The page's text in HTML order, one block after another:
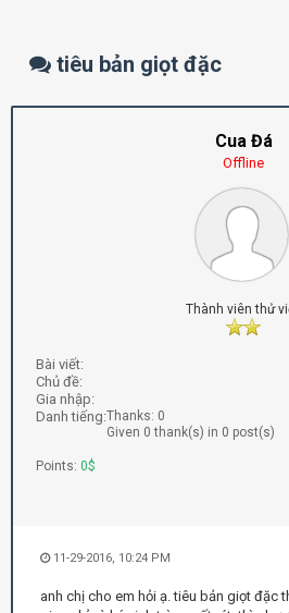
tiêu bản giọt đặc
Cua Đá
Offline
Thành viên thử
Bài viết:
Chủ đề:
Gia nhập:
Danh tiếng:Thanks: 0
Given 0 thank(s) in 0 post(s)
Points: 0$
11-29-2016, 10:24 PM
anh chị cho em hỏi ạ. tiêu bản giọt đặc